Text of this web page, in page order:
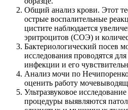
Общий анализ крови. Этот
острые воспалительные
цистите наблюдается
эритроцитов (СОЭ) и
Бактериологический посев
исследования проводятся
инфекции и его
Анализ мочи по
оценить работу
Ультразвуковое
процедуры выявляются